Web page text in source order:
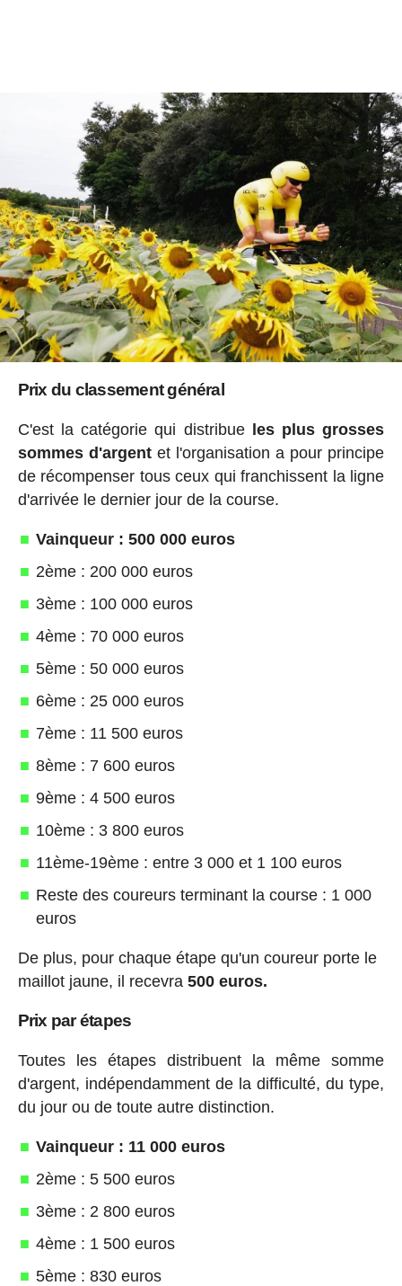
Prix du classement général
C'est la catégorie qui distribue les plus grosses
sommes d'argentet l'organisation a pour principe
de récompenser tous ceux qui franchissent la ligne
d'arrivée le dernier jour de la course.
Vainqueur : 500 000 euros
2ème : 200 000 euros
3ème : 100 000 euros
4ème : 70 000 euros
5ème : 50 000 euros
6ème : 25 000 euros
7ème : 11 500 euros
8ème : 7 600 euros
9ème : 4 500 euros
10ème : 3 800 euros
11ème-19ème : entre 3 000 et 1 100 euros
Reste des coureurs terminant la course : 1 000
euros
De plus, pour chaque étape qu'un coureur porte le
maillot jaune, il recevra 500 euros.
Prix par étapes
Toutes les étapes distribuent la même somme
d'argent, indépendamment de la difficulté, du type,
du jour ou de toute autre distinction.
Vainqueur : 11 000 euros
2ème : 5 500 euros
3ème : 2 800 euros
4ème : 1 500 euros
5ème : 830 euros